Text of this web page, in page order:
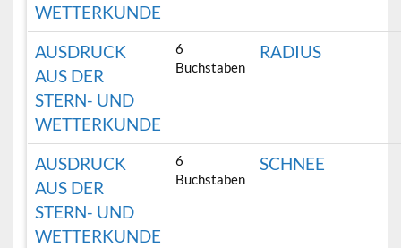
WETTERKUNDE
AUSDRUCK
AUS DER
STERN- UND
WETTERKUNDE
6
Buchstaben
RADIUS
AUSDRUCK
AUS DER
STERN- UND
WETTERKUNDE
6
Buchstaben
SCHNEE